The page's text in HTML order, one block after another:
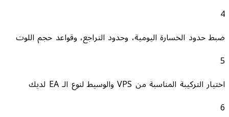
4
ضبط حدود الخسارة اليومية، وحدود التراجع، وقواعد حجم اللوت
5
اختيار التركيبة المناسبة من VPS والوسيط لنوع الـ EA لديك
6